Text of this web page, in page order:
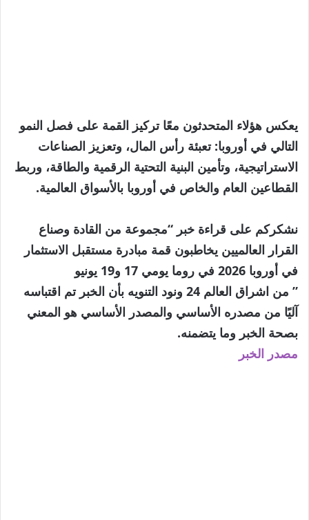
يعكس هؤلاء المتحدثون معًا تركيز القمة على فصل النمو
التالي في أوروبا: تعبئة رأس المال، وتعزيز الصناعات
الاستراتيجية، وتأمين البنية التحتية الرقمية والطاقة، وربط
القطاعين العام والخاص في أوروبا بالأسواق العالمية.
نشكركم على قراءة خبر “مجموعة من القادة وصناع
القرار العالميين يخاطبون قمة مبادرة مستقبل الاستثمار
في أوروبا 2026 في روما يومي 17 و19 يونيو
” من اشراق العالم 24 ونود التنويه بأن الخبر تم اقتباسه
آليًا من مصدره الأساسي والمصدر الأساسي هو المعني
بصحة الخبر وما يتضمنه.
مصدر الخبر